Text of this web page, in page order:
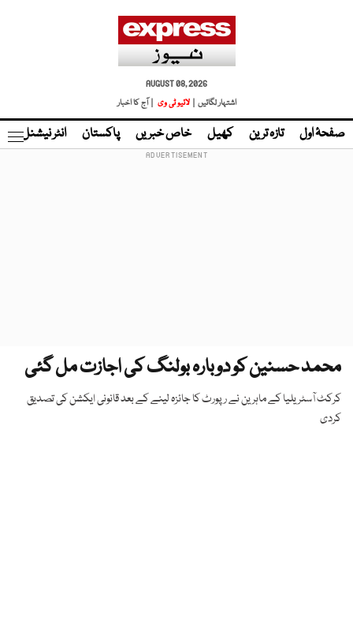
AUGUST 08, 2026
اشتہار لگائیں |
لائیو ٹی وی | آج کا اخبار
صفحۂ اول تازہ ترین کھیل خاص خبریں پاکستان انٹر نیشنل
محمد حسنین کو دوبارہ بولنگ کی اجازت مل گئی
کرکٹ آسٹریلیا کے ماہرین نے رپورٹ کا جائزہ لینے کے بعد قانونی ایکشن کی تصدیق
کردی